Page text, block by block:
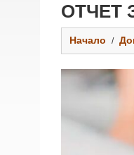
ОТЧЕТ
Начало